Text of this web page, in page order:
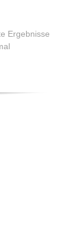
Ergebnisse